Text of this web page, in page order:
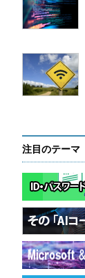
注目のテーマ